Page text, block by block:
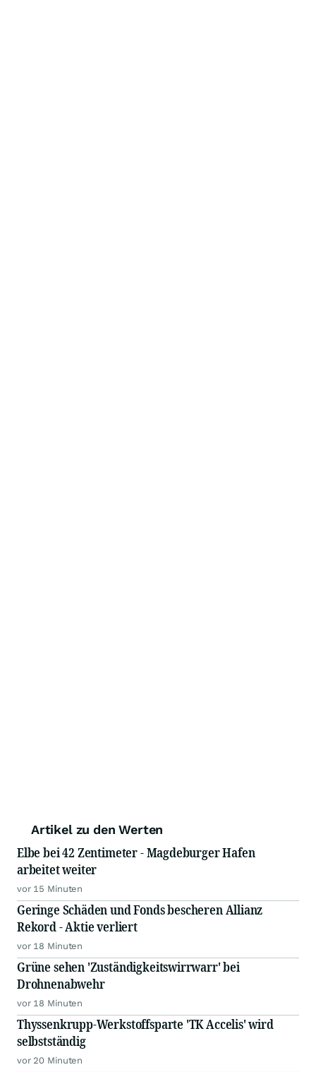
Artikel zu den Werten
Elbe bei 42 Zentimeter - Magdeburger Hafen
arbeitet weiter
vor 15 Minuten
Geringe Schäden und Fonds bescheren Allianz
Rekord - Aktie verliert
vor 18 Minuten
Grüne sehen 'Zuständigkeitswirrwarr' bei
Drohnenabwehr
vor 18 Minuten
Thyssenkrupp-Werkstoffsparte 'TK Accelis' wird
selbstständig
vor 20 Minuten